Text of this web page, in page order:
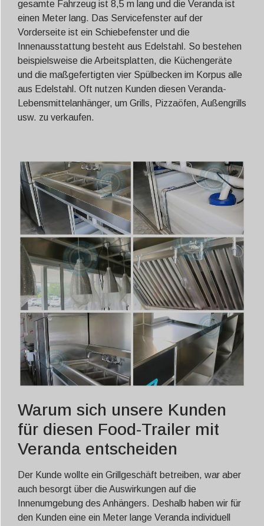
gesamte Fahrzeug ist 8,5 m lang und die Veranda ist
einen Meter lang. Das Servicefenster auf der
Vorderseite ist ein Schiebefenster und die
Innenausstattung besteht aus Edelstahl. So bestehen
beispielsweise die Arbeitsplatten, die Küchengeräte
und die maßgefertigten vier Spülbecken im Korpus alle
aus Edelstahl. Oft nutzen Kunden diesen Veranda-
Lebensmittelanhänger, um Grills, Pizzaöfen, Außengrills
usw. zu verkaufen.
Warum sich unsere Kunden
für diesen Food-Trailer mit
Veranda entscheiden
Der Kunde wollte ein Grillgeschäft betreiben, war aber
auch besorgt über die Auswirkungen auf die
Innenumgebung des Anhängers. Deshalb haben wir für
den Kunden eine ein Meter lange Veranda individuell